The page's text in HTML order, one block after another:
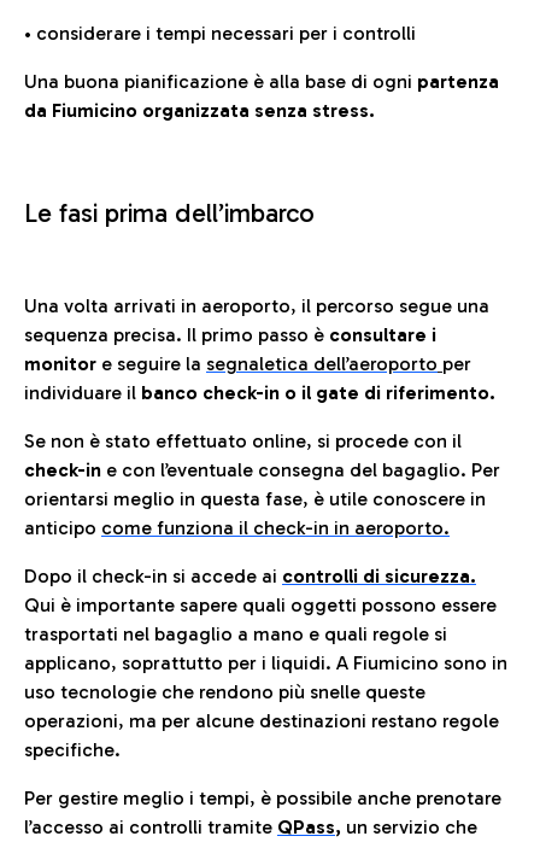
• considerare i tempi necessari per i controlli
Una buona pianificazione è alla base di ogni partenza
da Fiumicino organizzata senza stress.
Le fasi prima dell’imbarco
Una volta arrivati in aeroporto, il percorso segue una
sequenza precisa. Il primo passo è consultare i
monitor e seguire la segnaletica dell’aeroporto per
individuare il banco check-in o il gate di riferimento.
Se non è stato effettuato online, si procede con il
check-in e con l’eventuale consegna del bagaglio. Per
orientarsi meglio in questa fase, è utile conoscere in
anticipo come funziona il check-in in aeroporto.
Dopo il check-in si accede ai controlli di sicurezza.
Qui è importante sapere quali oggetti possono essere
trasportati nel bagaglio a mano e quali regole si
applicano, soprattutto per i liquidi. A Fiumicino sono in
uso tecnologie che rendono più snelle queste
operazioni, ma per alcune destinazioni restano regole
specifiche.
Per gestire meglio i tempi, è possibile anche prenotare
l’accesso ai controlli tramite QPass, un servizio che